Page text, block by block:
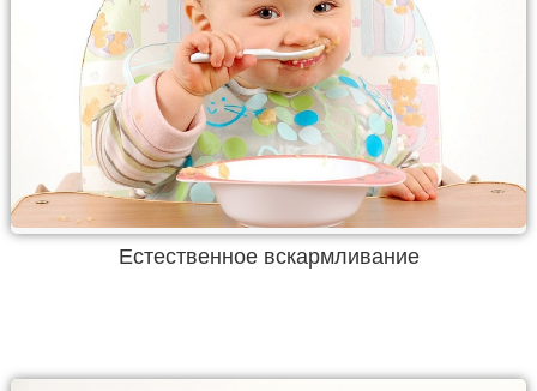
Естественное вскармливание